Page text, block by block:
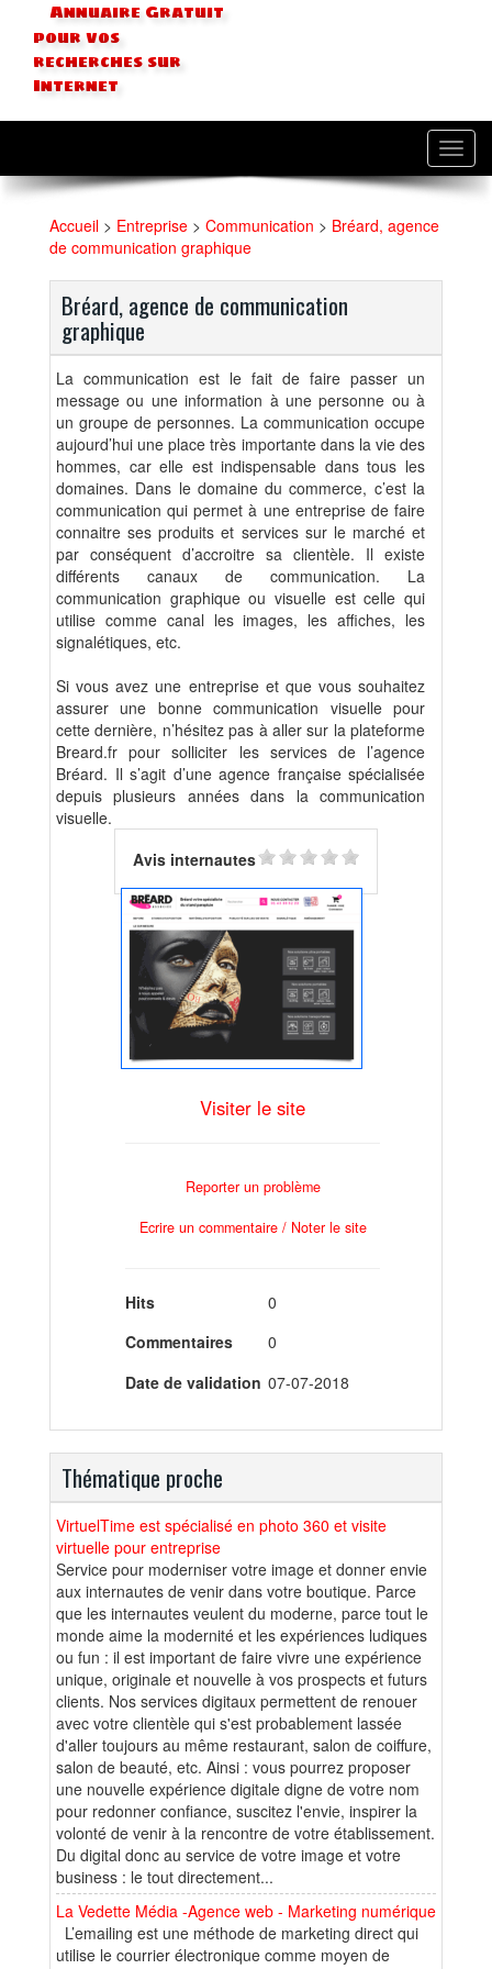
Annuaire Gratuit
pour vos
recherches sur
Internet
Accueil > Entreprise > Communication > Bréard, agence
de communication graphique
Bréard, agence de communication
graphique
La communication est le fait de faire passer un
message ou une information à une personne ou à
un groupe de personnes. La communication occupe
aujourd’hui une place très importante dans la vie des
hommes, car elle est indispensable dans tous les
domaines. Dans le domaine du commerce, c’est la
communication qui permet à une entreprise de faire
connaitre ses produits et services sur le marché et
par conséquent d’accroitre sa clientèle. Il existe
différents canaux de communication. La
communication graphique ou visuelle est celle qui
utilise comme canal les images, les affiches, les
signalétiques, etc.
Si vous avez une entreprise et que vous souhaitez
assurer une bonne communication visuelle pour
cette dernière, n’hésitez pas à aller sur la plateforme
Breard.fr pour solliciter les services de l’agence
Bréard. Il s’agit d’une agence française spécialisée
depuis plusieurs années dans la communication
visuelle.
Avis internautes
Visiter le site
Reporter un problème
Ecrire un commentaire / Noter le site
Hits
0
Commentaires
0
Date de validation 07-07-2018
Thématique proche
VirtuelTime est spécialisé en photo 360 et visite
virtuelle pour entreprise
Service pour moderniser votre image et donner envie
aux internautes de venir dans votre boutique. Parce
que les internautes veulent du moderne, parce tout le
monde aime la modernité et les expériences ludiques
ou fun : il est important de faire vivre une expérience
unique, originale et nouvelle à vos prospects et futurs
clients. Nos services digitaux permettent de renouer
avec votre clientèle qui s'est probablement lassée
d'aller toujours au même restaurant, salon de coiffure,
salon de beauté, etc. Ainsi : vous pourrez proposer
une nouvelle expérience digitale digne de votre nom
pour redonner confiance, suscitez l'envie, inspirer la
volonté de venir à la rencontre de votre établissement.
Du digital donc au service de votre image et votre
business : le tout directement...
La Vedette Média -Agence web - Marketing numérique
L’emailing est une méthode de marketing direct qui
utilise le courrier électronique comme moyen de